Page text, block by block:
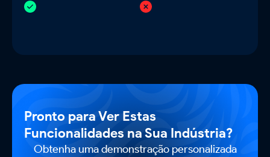
Pronto para Ver Estas
Funcionalidades na Sua Indústria?
Obtenha uma demonstração personalizada